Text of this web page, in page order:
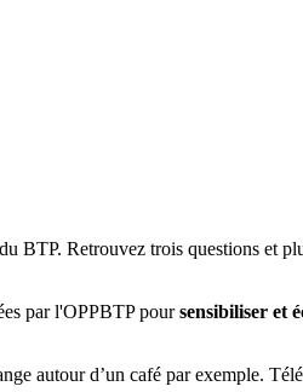
BTP. Retrouvez trois questions et
par l'OPPBTP poursensibiliser et
autour d’un café par exemple.